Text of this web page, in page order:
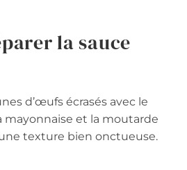
la sauce
d’œufs écrasés avec le
mayonnaise et la moutarde
texture bien onctueuse.